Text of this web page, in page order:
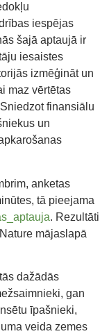
iespējas
šajā aptaujā ir
iesaistes
izmēģināt un
maz vērtētas
finansiālu
un
anketas
tā pieejama
. Rezultāti
mājaslapā
dažādās
gan
īpašnieki,
veida zemes